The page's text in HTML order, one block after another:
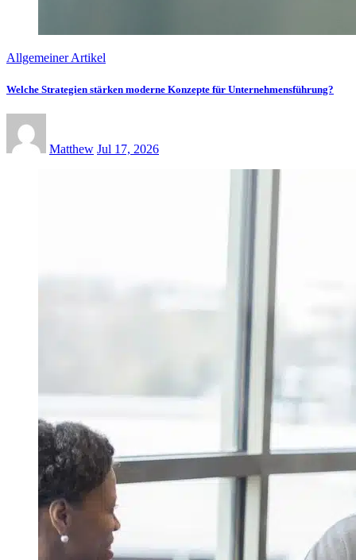
Allgemeiner Artikel
Welche Strategien stärken moderne Konzepte für Unternehmensführung?
Matthew Jul 17, 2026